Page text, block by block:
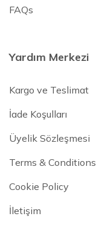
FAQs
Yardım Merkezi
Kargo ve Teslimat
İade Koşulları
Üyelik Sözleşmesi
Terms & Conditions
Cookie Policy
İletişim